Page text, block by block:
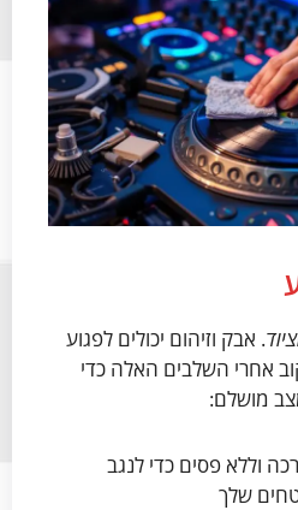
. אבק וזיהום יכולים לפגוע
אחרי השלבים האלה כדי
מושלם:
וללא פסים כדי לנגב
שלך